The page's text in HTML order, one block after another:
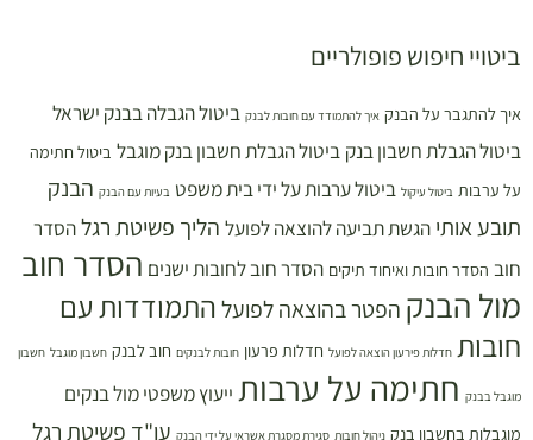
ביטויי חיפוש פופולריים
איך להתגבר על הבנק איך להתמודד עם חובות לבנק ביטול הגבלה בבנק ישראל
ביטול הגבלת חשבון בנק ביטול הגבלת חשבון בנק מוגבל ביטול חתימה
על ערבות ביטול עיקול ביטול ערבות על ידי בית משפט בעיות עם הבנק הבנק
תובע אותי הגשת תביעה להוצאה לפועל הליך פשיטת רגל הסדר
חוב הסדר חובות ואיחוד תיקים הסדר חוב לחובות ישנים הסדר חוב
מול הבנק הפטר בהוצאה לפועל התמודדות עם
חובות חדלות פירעון הוצאה לפועל חדלות פרעון חובות לבנקים חוב לבנק חשבון מוגבל חשבון
מוגבל בבנק חתימה על ערבות ייעוץ משפטי מול בנקים
מוגבלות בחשבון בנק ניהול חובות סגירת מסגרת אשראי על ידי הבנק עו"ד פשיטת רגל